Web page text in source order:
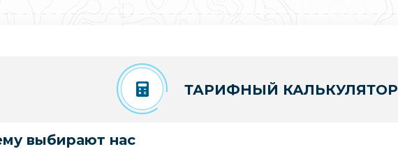
ТАРИФНЫЙ КАЛЬКУЛЯТОР
выбирают нас